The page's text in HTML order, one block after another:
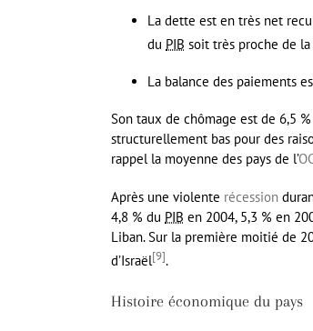
La dette est en très net
du PIB soit très proche de la
La balance des paiements
Son taux de chômage est de 6,5
structurellement bas pour des
rappel la moyenne des pays de l’
Après une violente récession
4,8 % du PIB en 2004, 5,3 % en
Liban. Sur la première moitié de
d’Israël[9].
Histoire économique du pays